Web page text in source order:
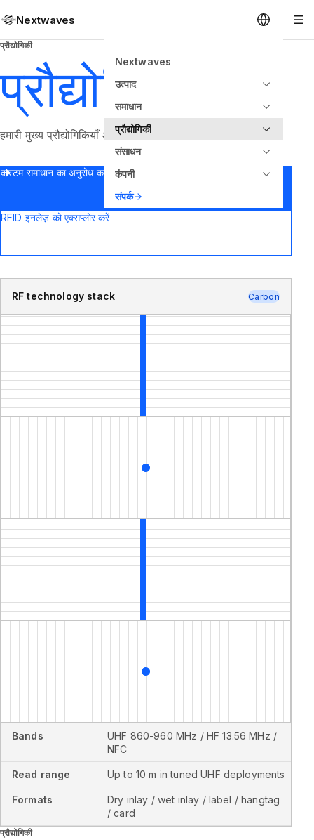
Nextwaves
Nextwaves
उत्पाद
समाधान
प्रौद्योगिकी
संसाधन
कंपनी
संपर्क
प्रौद्योगिकी
प्रौद्योगिकी
हमारी मुख्य प्रौद्योगिकियाँ और नवाचार।
कस्टम समाधान का अनुरोध करें
RFID इनलेज़ को एक्सप्लोर करें
RF technology stack Carbon
Bands
UHF 860-960 MHz / HF 13.56 MHz /
NFC
Read range Up to 10 m in tuned UHF deployments
Formats
Dry inlay / wet inlay / label / hangtag
/ card
प्रौद्योगिकी